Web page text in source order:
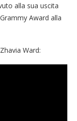
alla sua uscita
Award alla
Ward: